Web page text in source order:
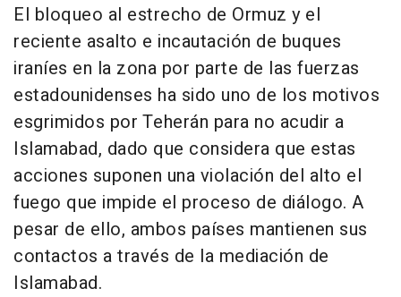
El bloqueo al estrecho de Ormuz y el
reciente asalto e incautación de buques
iraníes en la zona por parte de las fuerzas
estadounidenses ha sido uno de los motivos
esgrimidos por Teherán para no acudir a
Islamabad, dado que considera que estas
acciones suponen una violación del alto el
fuego que impide el proceso de diálogo. A
pesar de ello, ambos países mantienen sus
contactos a través de la mediación de
Islamabad.